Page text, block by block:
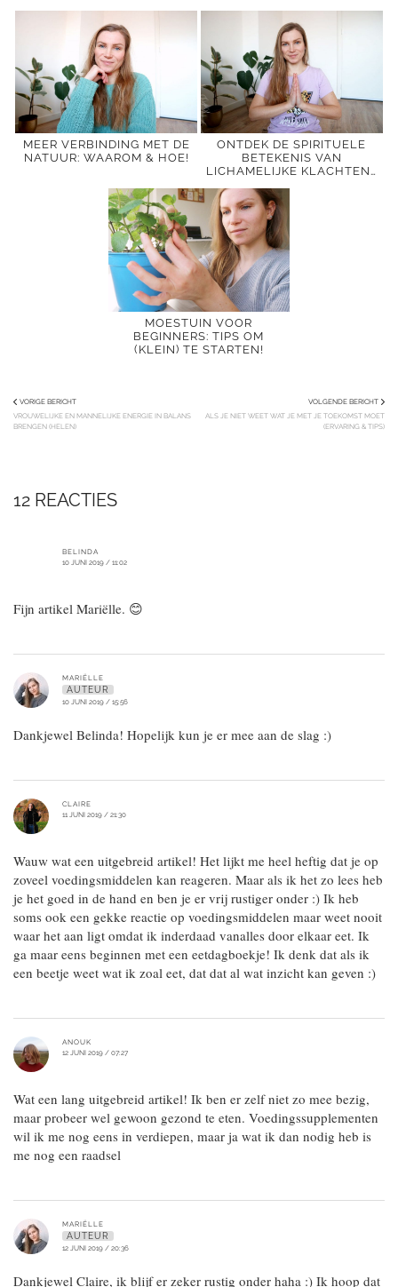
MEER VERBINDING MET DE
NATUUR: WAAROM & HOE!
ONTDEK DE SPIRITUELE
BETEKENIS VAN
LICHAMELIJKE KLACHTEN…
MOESTUIN VOOR
BEGINNERS: TIPS OM
(KLEIN) TE STARTEN!
VORIGE BERICHT
VROUWELIJKE EN MANNELIJKE ENERGIE IN BALANS
BRENGEN (HELEN)
VOLGENDE BERICHT
ALS JE NIET WEET WAT JE MET JE TOEKOMST MOET
(ERVARING & TIPS)
12 REACTIES
BELINDA
10 JUNI 2019 / 11:02
Fijn artikel Mariëlle. 😊
MARIËLLE
AUTEUR
10 JUNI 2019 / 15:56
Dankjewel Belinda! Hopelijk kun je er mee aan de slag :)
CLAIRE
11 JUNI 2019 / 21:30
Wauw wat een uitgebreid artikel! Het lijkt me heel heftig dat je op
zoveel voedingsmiddelen kan reageren. Maar als ik het zo lees heb
je het goed in de hand en ben je er vrij rustiger onder :) Ik heb
soms ook een gekke reactie op voedingsmiddelen maar weet nooit
waar het aan ligt omdat ik inderdaad vanalles door elkaar eet. Ik
ga maar eens beginnen met een eetdagboekje! Ik denk dat als ik
een beetje weet wat ik zoal eet, dat dat al wat inzicht kan geven :)
ANOUK
12 JUNI 2019 / 07:27
Wat een lang uitgebreid artikel! Ik ben er zelf niet zo mee bezig,
maar probeer wel gewoon gezond te eten. Voedingssupplementen
wil ik me nog eens in verdiepen, maar ja wat ik dan nodig heb is
me nog een raadsel
MARIËLLE
AUTEUR
12 JUNI 2019 / 20:36
Dankjewel Claire, ik blijf er zeker rustig onder haha :) Ik hoop dat